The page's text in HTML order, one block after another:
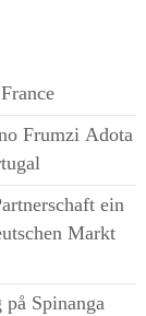
Frumzi Adota
ein
Markt
Spinanga